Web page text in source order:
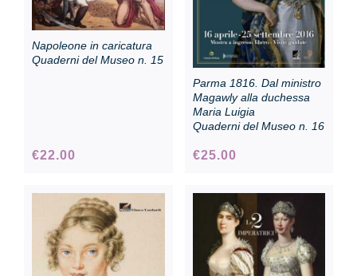
Napoleone in caricatura
Quaderni del Museo n. 15
€22.00
Parma 1816. Dal ministro
Magawly alla duchessa
Maria Luigia
Quaderni del Museo n. 16
€25.00